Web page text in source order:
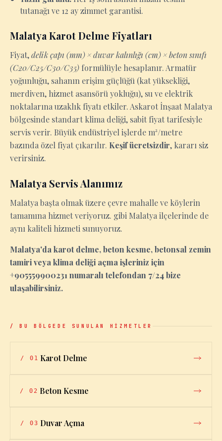
tutanağı ve 12 ay zimmet garantisi.
Malatya Karot Delme Fiyatları
Fiyat,delik çapı (mm) × duvar kalınlığı (cm) × beton sınıfı
(C20/C25/C30/C35) formülüyle hesaplanır. Armatür
yoğunluğu, sahanın erişim güçlüğü (kat yüksekliği,
merdiven, hizmet asansörü yokluğu), su ve elektrik
noktalarına uzaklık fiyatı etkiler. Askarot İnşaat Malatya
bölgesinde standart klima deliği, sabit fiyat tarifesiyle
servis verir. Büyük endüstriyel işlerde m²/metre
bazında özel fiyat çıkarılır. Keşif ücretsizdir, kararı siz
verirsiniz.
Malatya Servis Alanımız
Malatya başta olmak üzere çevre mahalle ve köylerin
tamamına hizmet veriyoruz. gibi Malatya ilçelerinde de
aynı kaliteli hizmeti sunuyoruz.
Malatya'da karot delme, beton kesme, betonsal zemin
tamiri veya klima deliği açma işleriniz için
+905559900231 numaralı telefondan 7/24 bize
ulaşabilirsiniz.
/ BU BÖLGEDE SUNULAN HİZMETLER
/ 01 Karot Delme
/ 02 Beton Kesme
/ 03 Duvar Açma